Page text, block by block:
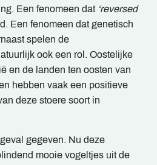
Een fenomeen dat ‘reversed
Een fenomeen dat genetisch
spelen de
ook een rol. Oostelijke
en de landen ten oosten van
hebben vaak een positieve
deze stoere soort in
gegeven. Nu deze
mooie vogeltjes uit de